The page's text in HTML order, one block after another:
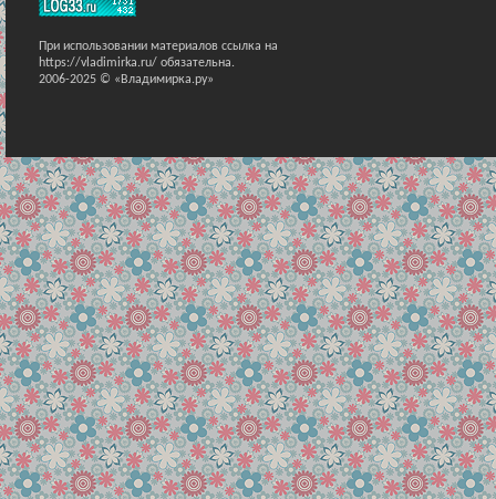
При использовании материалов ссылка на
https://vladimirka.ru/ обязательна.
2006-2025 © «Владимирка.ру»